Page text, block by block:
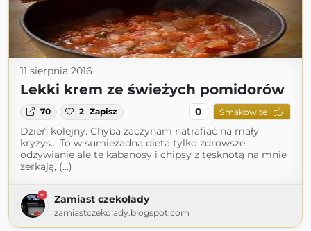
11 sierpnia 2016
Lekki krem ze świeżych pomidorów
70 2 Zapisz 0 Smakowite
Dzień kolejny. Chyba zaczynam natrafiać na mały
kryzys... To w sumieżadna dieta tylko zdrowsze
odżywianie ale te kabanosy i chipsy z tęsknotą na mnie
zerkają, (...)
Zamiast czekolady
zamiastczekolady.blogspot.com